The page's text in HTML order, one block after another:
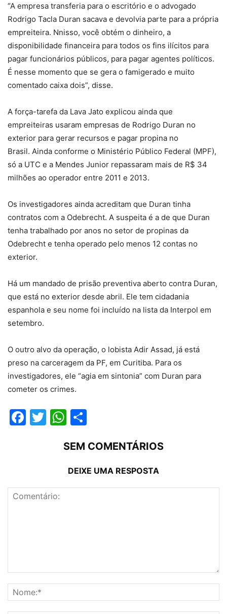
“A empresa transferia para o escritório e o advogado
Rodrigo Tacla Duran sacava e devolvia parte para a própria
empreiteira. Nnisso, você obtém o dinheiro, a
disponibilidade financeira para todos os fins ilícitos para
pagar funcionários públicos, para pagar agentes políticos.
É nesse momento que se gera o famigerado e muito
comentado caixa dois”, disse.
A força-tarefa da Lava Jato explicou ainda que
empreiteiras usaram empresas de Rodrigo Duran no
exterior para gerar recursos e pagar propina no
Brasil. Ainda conforme o Ministério Público Federal (MPF),
só a UTC e a Mendes Junior repassaram mais de R$ 34
milhões ao operador entre 2011 e 2013.
Os investigadores ainda acreditam que Duran tinha
contratos com a Odebrecht. A suspeita é a de que Duran
tenha trabalhado por anos no setor de propinas da
Odebrecht e tenha operado pelo menos 12 contas no
exterior.
Há um mandado de prisão preventiva aberto contra Duran,
que está no exterior desde abril. Ele tem cidadania
espanhola e seu nome foi incluído na lista da Interpol em
setembro.
O outro alvo da operação, o lobista Adir Assad, já está
preso na carceragem da PF, em Curitiba. Para os
investigadores, ele “agia em sintonia” com Duran para
cometer os crimes.
Facebook
TwitterWhatsApp
SEM COMENTÁRIOS
DEIXE UMA RESPOSTA